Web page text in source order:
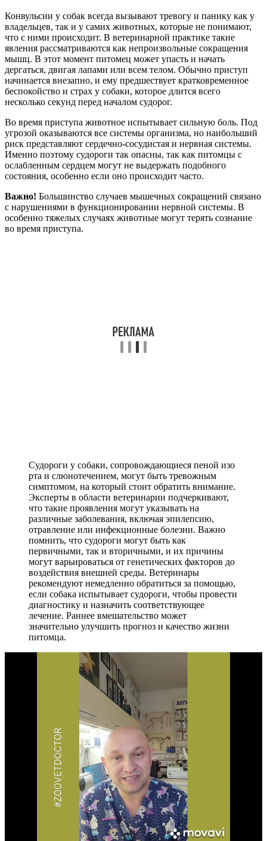
Конвульсии у собак всегда вызывают тревогу и панику как у
владельцев, так и у самих животных, которые не понимают,
что с ними происходит. В ветеринарной практике такие
явления рассматриваются как непроизвольные сокращения
мышц. В этот момент питомец может упасть и начать
дергаться, двигая лапами или всем телом. Обычно приступ
начинается внезапно, и ему предшествует кратковременное
беспокойство и страх у собаки, которое длится всего
несколько секунд перед началом судорог.
Во время приступа животное испытывает сильную боль. Под
угрозой оказываются все системы организма, но наибольший
риск представляют сердечно-сосудистая и нервная системы.
Именно поэтому судороги так опасны, так как питомцы с
ослабленным сердцем могут не выдержать подобного
состояния, особенно если оно происходит часто.
Важно! Большинство случаев мышечных сокращений связано
с нарушениями в функционировании нервной системы. В
особенно тяжелых случаях животные могут терять сознание
во время приступа.
Судороги у собаки, сопровождающиеся пеной изо
рта и слюнотечением, могут быть тревожным
симптомом, на который стоит обратить внимание.
Эксперты в области ветеринарии подчеркивают,
что такие проявления могут указывать на
различные заболевания, включая эпилепсию,
отравление или инфекционные болезни. Важно
помнить, что судороги могут быть как
первичными, так и вторичными, и их причины
могут варьироваться от генетических факторов до
воздействия внешней среды. Ветеринары
рекомендуют немедленно обратиться за помощью,
если собака испытывает судороги, чтобы провести
диагностику и назначить соответствующее
лечение. Раннее вмешательство может
значительно улучшить прогноз и качество жизни
питомца.